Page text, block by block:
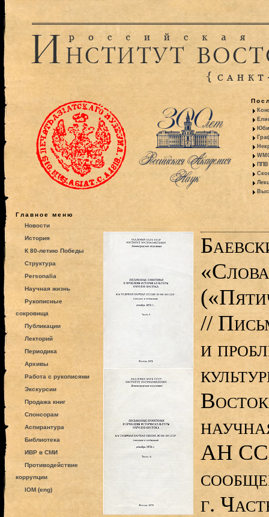
ППВ
Главное меню
Новости
История
К 80-летию Победы
Структура
Personalia
Научная жизнь
Рукописные
сокровища
Публикации
Лекторий
Периодика
Архивы
Работа с рукописями
Экскурсии
Продажа книг
Спонсорам
Аспирантура
Библиотека
ИВР в СМИ
Противодействие
коррупции
IOM (eng)
//
и
АН
г.